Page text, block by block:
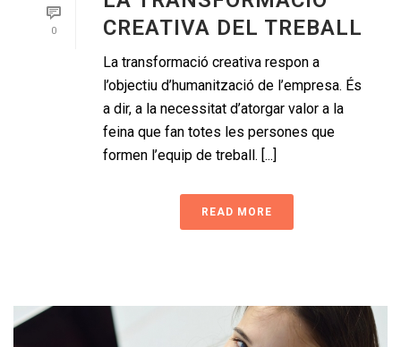
0
CREATIVA DEL TREBALL
La transformació creativa respon a
l’objectiu d’humanització de l’empresa. És
a dir, a la necessitat d’atorgar valor a la
feina que fan totes les persones que
formen l’equip de treball. [...]
READ MORE